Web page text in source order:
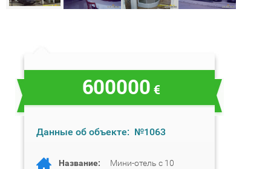
600000 €
Данные об объекте: №1063
Название:
Мини-отель с 10